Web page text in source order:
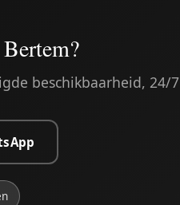
beschikbaarheid, 24/7